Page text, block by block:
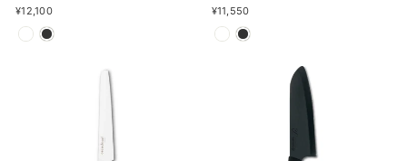
¥12,100 ¥11,550